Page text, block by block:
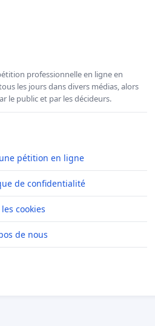
professionnelle en ligne en
les jours dans divers médias, alors
le public et par les décideurs.
pétition en ligne
de confidentialité
cookies
de nous